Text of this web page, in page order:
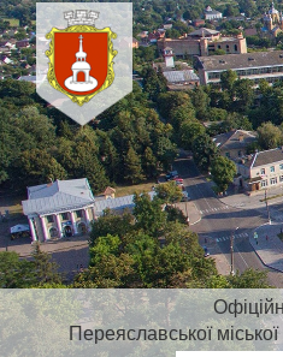
Переяславської